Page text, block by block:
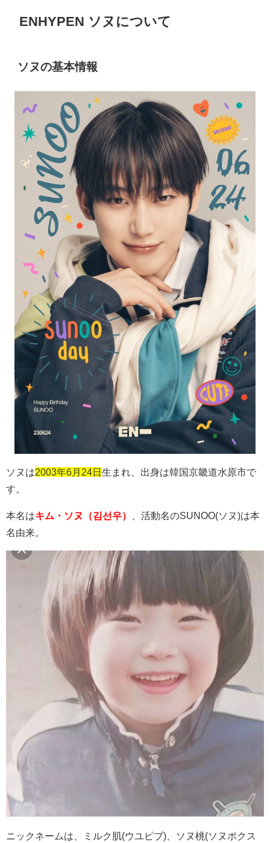
ENHYPEN ソヌについて
ソヌの基本情報
ソヌは2003年6月24日 生まれ、出身は韓国京畿道水原市で
す。
本名はキム・ソヌ（김선우） 、活動名のSUNOO(ソヌ)は本
名由来。
ニックネームは、ミルク肌(ウユピブ) 、ソヌ桃(ソヌポクス